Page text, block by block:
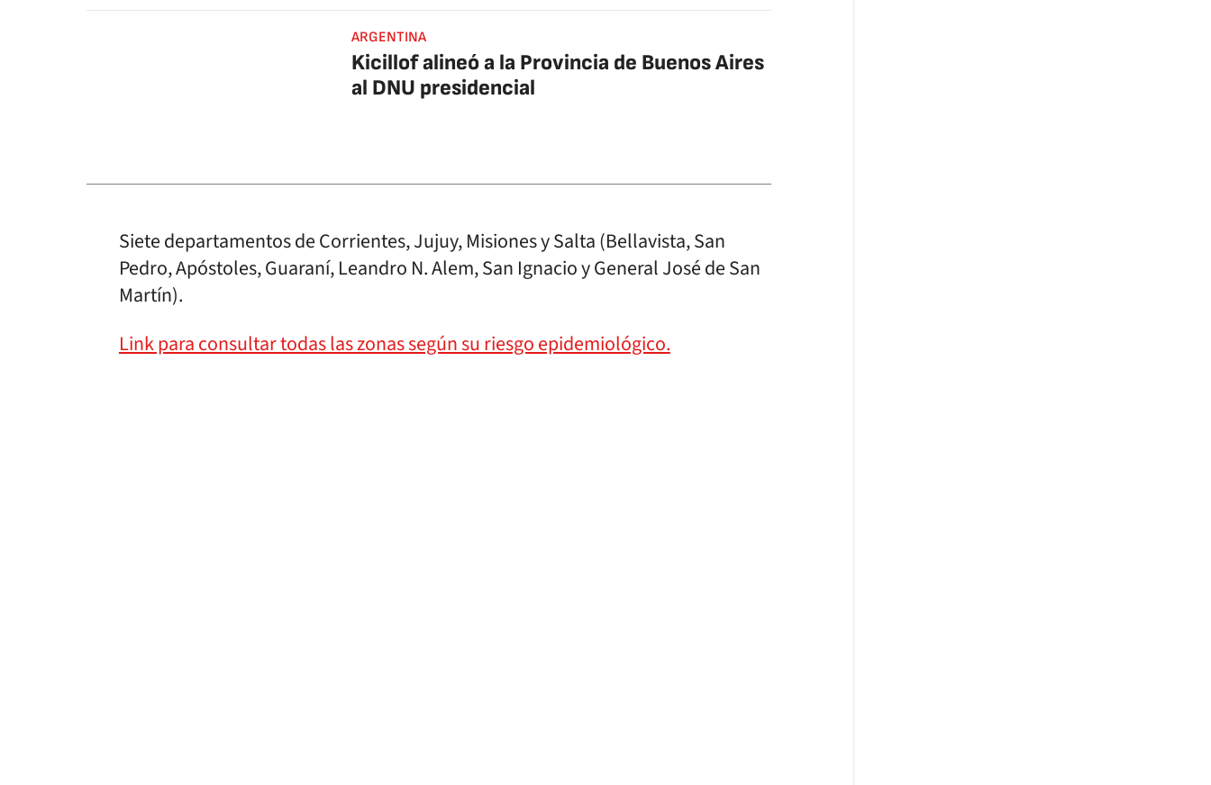
ARGENTINA
Kicillof alineó a la Provincia de Buenos Aires
al DNU presidencial
Siete departamentos de Corrientes, Jujuy, Misiones y Salta (Bellavista, San
Pedro, Apóstoles, Guaraní, Leandro N. Alem, San Ignacio y General José de San
Martín).
Link para consultar todas las zonas según su riesgo epidemiológico.